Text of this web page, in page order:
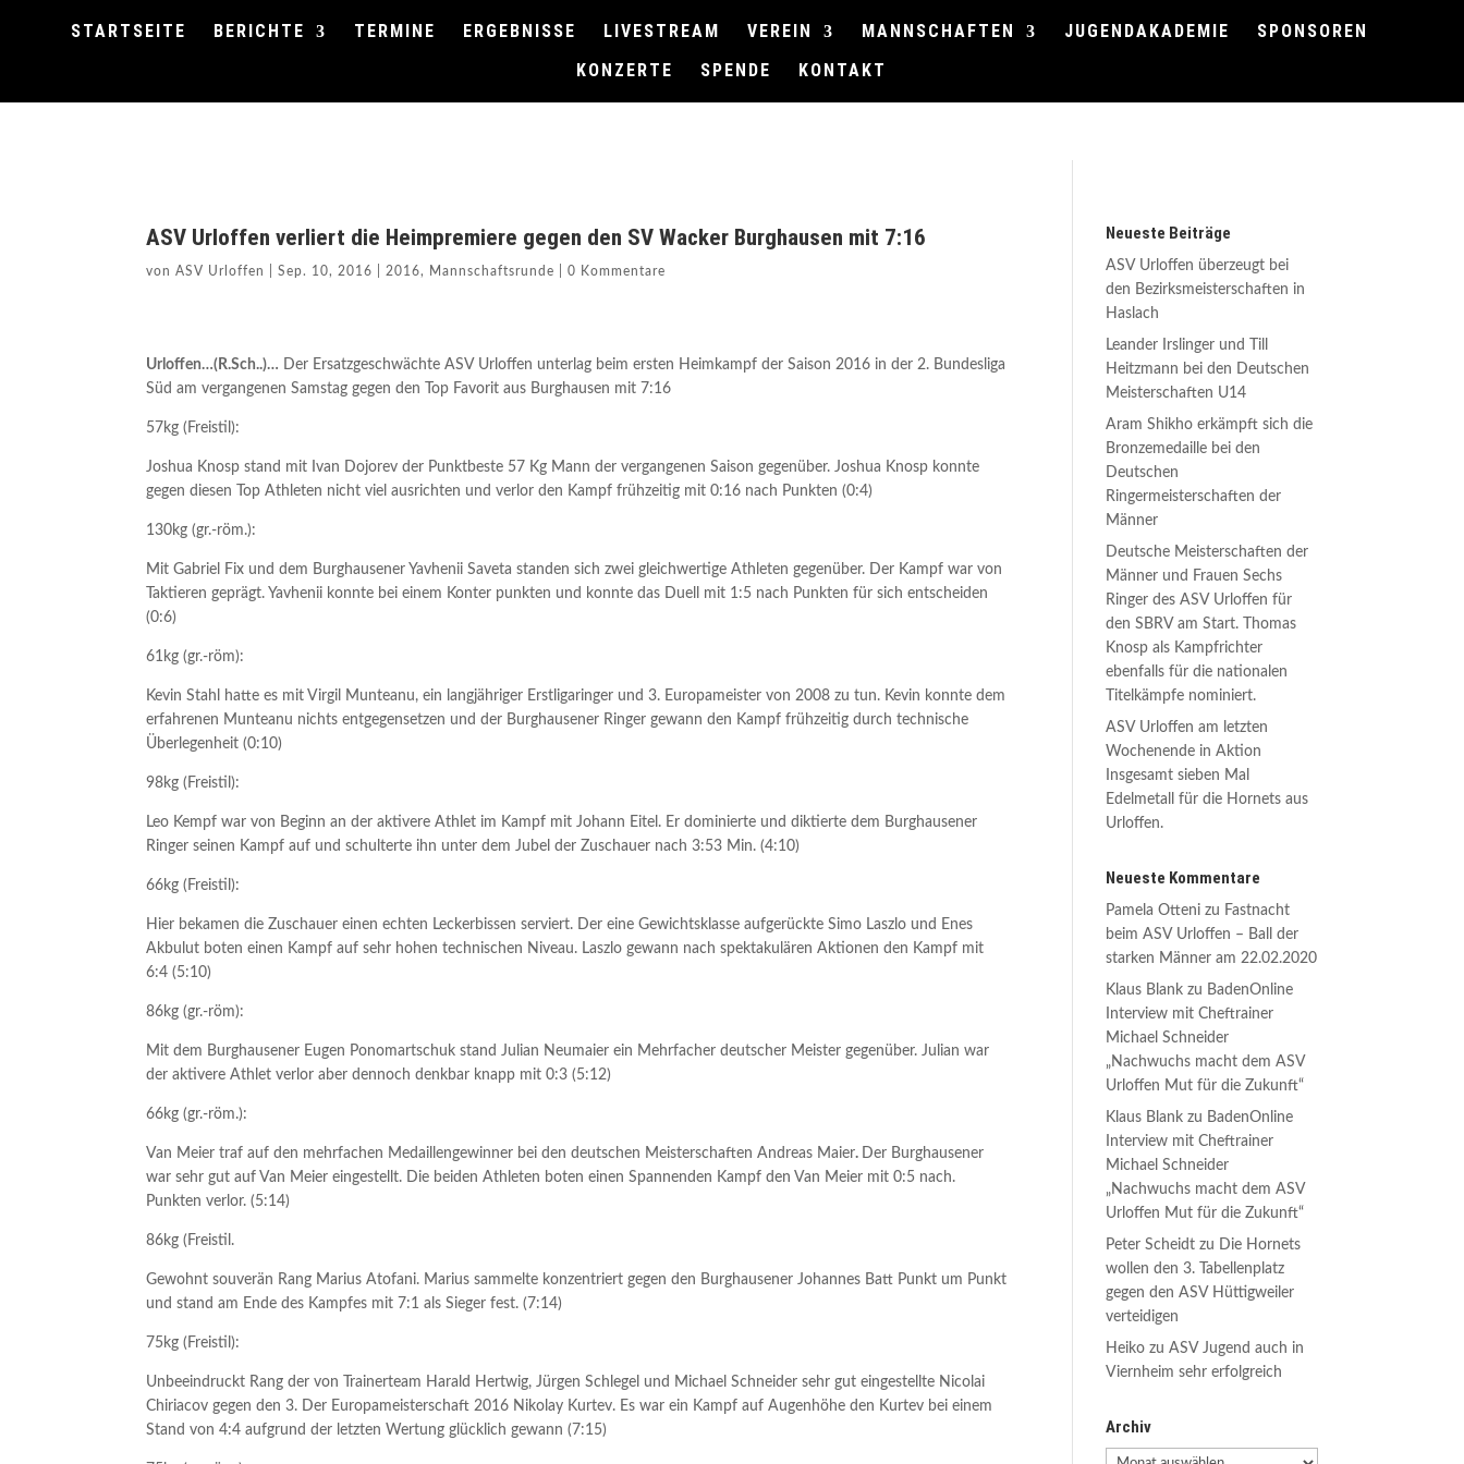
STARTSEITE BERICHTE TERMINE ERGEBNISSE LIVESTREAM VEREIN MANNSCHAFTEN JUGENDAKADEMIE
SPONSOREN
KONZERTE
SPENDE KONTAKT
ASV Urloffen verliert die Heimpremiere gegen den SV Wacker Burghausen mit 7:16
vonASV Urloffen |Sep. 10, 2016 2016, Mannschaftsrunde |0 Kommentare
Urloffen…(R.Sch..)… Der Ersatzgeschwächte ASV Urloffen unterlag beim ersten Heimkampf der Saison 2016 in der 2. Bundesliga
Süd am vergangenen Samstag gegen den Top Favorit aus Burghausen mit 7:16
57kg (Freistil):
Joshua Knosp stand mit Ivan Dojorev der Punktbeste 57 Kg Mann der vergangenen Saison gegenüber. Joshua Knosp konnte
gegen diesen Top Athleten nicht viel ausrichten und verlor den Kampf frühzeitig mit 0:16 nach Punkten (0:4)
130kg (gr.-röm.):
Mit Gabriel Fix und dem Burghausener Yavhenii Saveta standen sich zwei gleichwertige Athleten gegenüber. Der Kampf war von
Taktieren geprägt. Yavhenii konnte bei einem Konter punkten und konnte das Duell mit 1:5 nach Punkten für sich entscheiden
(0:6)
61kg (gr.-röm):
Kevin Stahl hatte es mit Virgil Munteanu, ein langjähriger Erstligaringer und 3. Europameister von 2008 zu tun. Kevin konnte dem
erfahrenen Munteanu nichts entgegensetzen und der Burghausener Ringer gewann den Kampf frühzeitig durch technische
Überlegenheit (0:10)
98kg (Freistil):
Leo Kempf war von Beginn an der aktivere Athlet im Kampf mit Johann Eitel. Er dominierte und diktierte dem Burghausener
Ringer seinen Kampf auf und schulterte ihn unter dem Jubel der Zuschauer nach 3:53 Min. (4:10)
66kg (Freistil):
Hier bekamen die Zuschauer einen echten Leckerbissen serviert. Der eine Gewichtsklasse aufgerückte Simo Laszlo und Enes
Akbulut boten einen Kampf auf sehr hohen technischen Niveau. Laszlo gewann nach spektakulären Aktionen den Kampf mit
6:4 (5:10)
86kg (gr.-röm):
Mit dem Burghausener Eugen Ponomartschuk stand Julian Neumaier ein Mehrfacher deutscher Meister gegenüber. Julian war
der aktivere Athlet verlor aber dennoch denkbar knapp mit 0:3 (5:12)
66kg (gr.-röm.):
Van Meier traf auf den mehrfachen Medaillengewinner bei den deutschen Meisterschaften Andreas Maier. Der Burghausener
war sehr gut auf Van Meier eingestellt. Die beiden Athleten boten einen Spannenden Kampf den Van Meier mit 0:5 nach.
Punkten verlor. (5:14)
86kg (Freistil.
Gewohnt souverän Rang Marius Atofani. Marius sammelte konzentriert gegen den Burghausener Johannes Batt Punkt um Punkt
und stand am Ende des Kampfes mit 7:1 als Sieger fest. (7:14)
75kg (Freistil):
Unbeeindruckt Rang der von Trainerteam Harald Hertwig, Jürgen Schlegel und Michael Schneider sehr gut eingestellte Nicolai
Chiriacov gegen den 3. Der Europameisterschaft 2016 Nikolay Kurtev. Es war ein Kampf auf Augenhöhe den Kurtev bei einem
Stand von 4:4 aufgrund der letzten Wertung glücklich gewann (7:15)
Neueste Beiträge
ASV Urloffen überzeugt bei
den Bezirksmeisterschaften in
Haslach
Leander Irslinger und Till
Heitzmann bei den Deutschen
Meisterschaften U14
Aram Shikho erkämpft sich die
Bronzemedaille bei den
Deutschen
Ringermeisterschaften der
Männer
Deutsche Meisterschaften der
Männer und Frauen Sechs
Ringer des ASV Urloffen für
den SBRV am Start. Thomas
Knosp als Kampfrichter
ebenfalls für die nationalen
Titelkämpfe nominiert.
ASV Urloffen am letzten
Wochenende in Aktion
Insgesamt sieben Mal
Edelmetall für die Hornets aus
Urloffen.
Neueste Kommentare
Pamela Otteni zu Fastnacht
beim ASV Urloffen – Ball der
starken Männer am 22.02.2020
Klaus Blank zu BadenOnline
Interview mit Cheftrainer
Michael Schneider
„Nachwuchs macht dem ASV
Urloffen Mut für die Zukunft“
Klaus Blank zu BadenOnline
Interview mit Cheftrainer
Michael Schneider
„Nachwuchs macht dem ASV
Urloffen Mut für die Zukunft“
Peter Scheidt zu Die Hornets
wollen den 3. Tabellenplatz
gegen den ASV Hüttigweiler
verteidigen
Heiko zuASV Jugend auch in
Viernheim sehr erfolgreich
Archiv
Archiv